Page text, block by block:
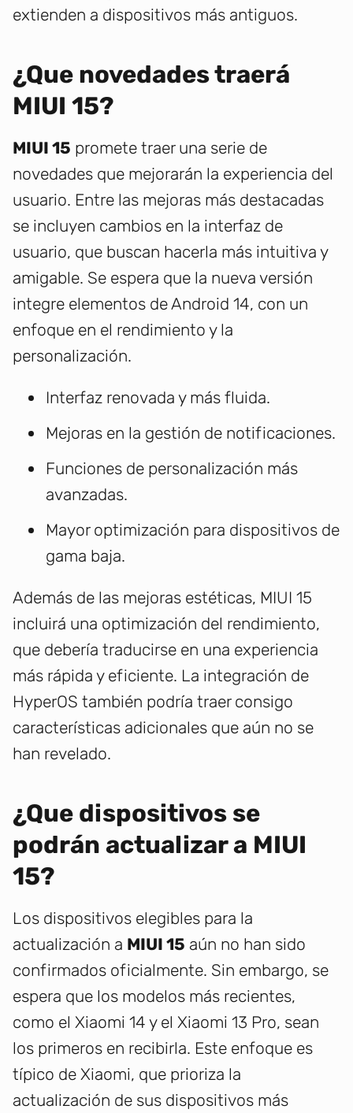
extienden a dispositivos más antiguos.
¿Que novedades traerá
MIUI 15?
MIUI 15 promete traer una serie de
novedades que mejorarán la experiencia del
usuario. Entre las mejoras más destacadas
se incluyen cambios en la interfaz de
usuario, que buscan hacerla más intuitiva y
amigable. Se espera que la nueva versión
integre elementos de Android 14, con un
enfoque en el rendimiento y la
personalización.
Interfaz renovada y más fluida.
Mejoras en la gestión de notificaciones.
Funciones de personalización más
avanzadas.
Mayor optimización para dispositivos de
gama baja.
Además de las mejoras estéticas, MIUI 15
incluirá una optimización del rendimiento,
que debería traducirse en una experiencia
más rápida y eficiente. La integración de
HyperOS también podría traer consigo
características adicionales que aún no se
han revelado.
¿Que dispositivos se
podrán actualizar a MIUI
15?
Los dispositivos elegibles para la
actualización a MIUI 15 aún no han sido
confirmados oficialmente. Sin embargo, se
espera que los modelos más recientes,
como el Xiaomi 14 y el Xiaomi 13 Pro, sean
los primeros en recibirla. Este enfoque es
típico de Xiaomi, que prioriza la
actualización de sus dispositivos más